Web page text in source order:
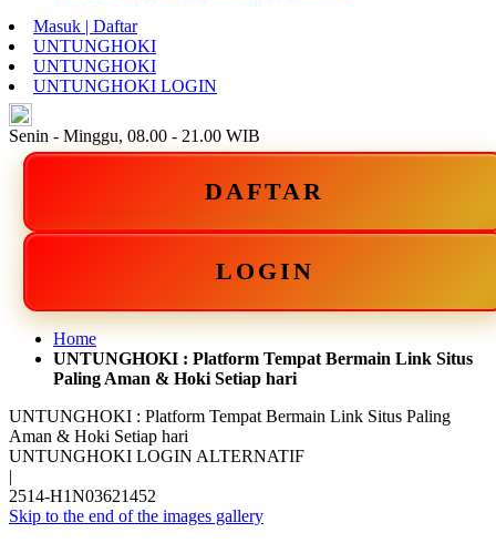
Masuk | Daftar
UNTUNGHOKI
UNTUNGHOKI
UNTUNGHOKI LOGIN
Senin - Minggu, 08.00 - 21.00 WIB
DAFTAR
LOGIN
Home
UNTUNGHOKI : Platform Tempat Bermain Link Situs
Paling Aman & Hoki Setiap hari
UNTUNGHOKI : Platform Tempat Bermain Link Situs Paling
Aman & Hoki Setiap hari
UNTUNGHOKI LOGIN ALTERNATIF
|
2514-H1N03621452
Skip to the end of the images gallery